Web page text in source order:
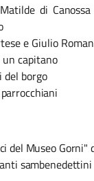
Matilde di Canossa
e Giulio
un capitano
borgo
parrocchiani
del Museo Gorni"
sambenedettini